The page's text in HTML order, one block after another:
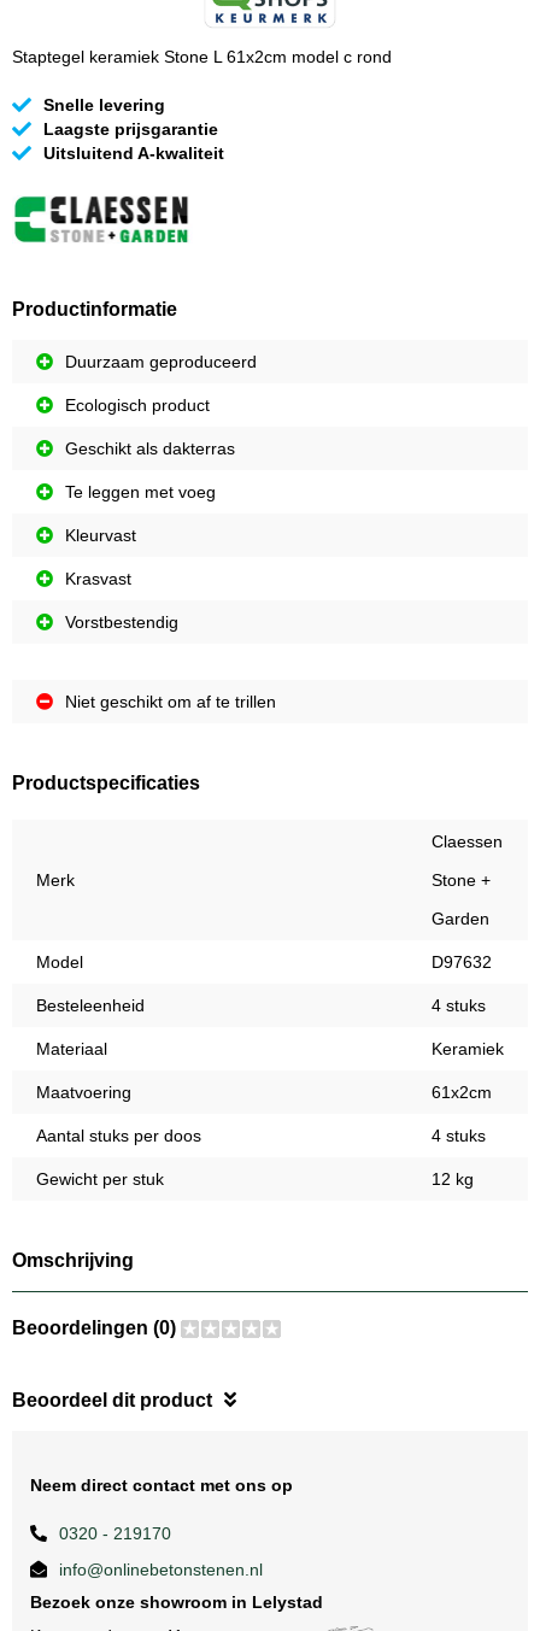
Staptegel keramiek Stone L 61x2cm model c rond
Snelle levering
Laagste prijsgarantie
Uitsluitend A-kwaliteit
Productinformatie
Duurzaam geproduceerd
Ecologisch product
Geschikt als dakterras
Te leggen met voeg
Kleurvast
Krasvast
Vorstbestendig
Niet geschikt om af te trillen
Productspecificaties
Merk
Claessen
Stone +
Garden
Model D97632
Besteleenheid 4 stuks
Materiaal Keramiek
Maatvoering 61x2cm
Aantal stuks per doos 4 stuks
Gewicht per stuk 12 kg
Omschrijving
Beoordelingen (0)
Beoordeel dit product
Neem direct contact met ons op
0320 - 219170
info@onlinebetonstenen.nl
Bezoek onze showroom in Lelystad